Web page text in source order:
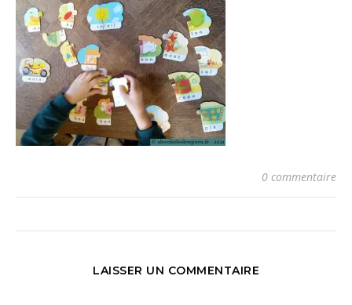
0 commentaire
LAISSER UN COMMENTAIRE